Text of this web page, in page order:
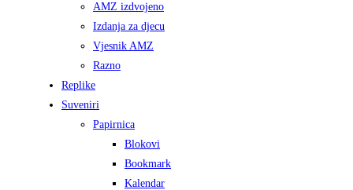
AMZ izdvojeno
Izdanja za djecu
Vjesnik AMZ
Razno
Replike
Suveniri
Papirnica
Blokovi
Bookmark
Kalendar